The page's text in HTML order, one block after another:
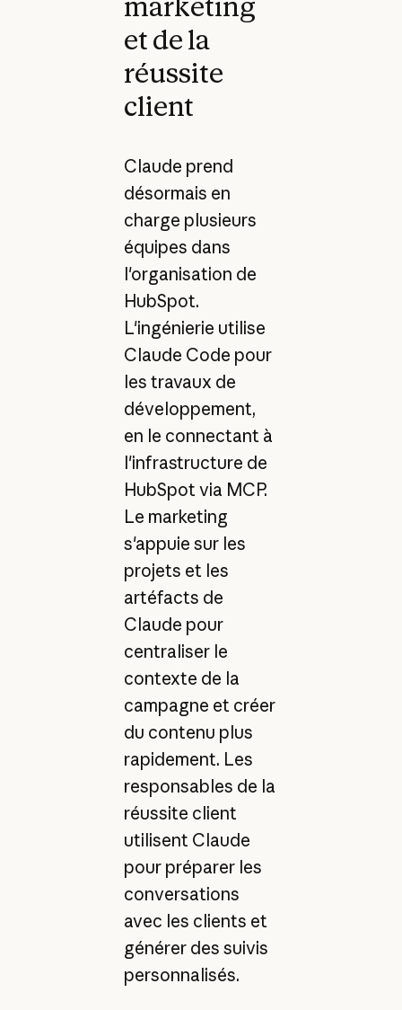
marketing
et de la
réussite
client
Claude prend
désormais en
charge plusieurs
équipes dans
l'organisation de
HubSpot.
L'ingénierie utilise
Claude Code pour
les travaux de
développement,
en le connectant à
l'infrastructure de
HubSpot via MCP.
Le marketing
s'appuie sur les
projets et les
artéfacts de
Claude pour
centraliser le
contexte de la
campagne et créer
du contenu plus
rapidement. Les
responsables de la
réussite client
utilisent Claude
pour préparer les
conversations
avec les clients et
générer des suivis
personnalisés.